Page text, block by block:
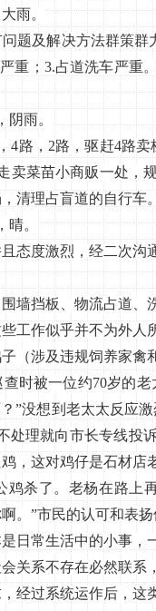
雨。
及解决方法群策群
重；3.占道洗车严重
雨。
，2路，驱赶4路卖
卖菜苗小商贩一处，
清理占盲道的自行车。
。
激烈，经二次沟通
挡板、物流占道、
工作似乎并不为外
（涉及违规饲养家禽
被一位约70岁的老
”没想到老太太反应
处理就向市长专线投
，这对鸡仔是石材
鸡杀了。老杨在路上
。”市民的认可和表
常生活中的小事，
关系不存在必然联系
经过系统运作后，